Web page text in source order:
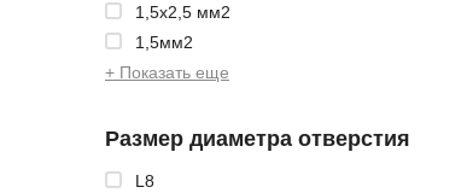
1,5x2,5 мм2
1,5мм2
+ Показать еще
Размер диаметра отверстия
L8